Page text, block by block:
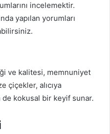
incelemektir.
yapılan yorumları
ve kalitesi, memnuniyet
çiçekler, alıcıya
de kokusal bir keyif sunar.